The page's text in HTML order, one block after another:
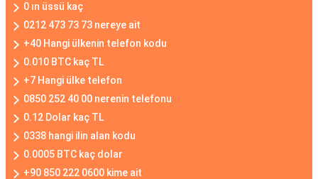
0 ın üssü kaç
0212 473 73 73 nereye ait
+40 Hangi ülkenin telefon kodu
0.010 BTC kaç TL
+7 Hangi ülke telefon
0850 252 40 00 nerenin telefonu
0.12 Dolar kaç TL
0338 hangi ilin alan kodu
0.0005 BTC kaç dolar
+90 850 222 0600 kime ait